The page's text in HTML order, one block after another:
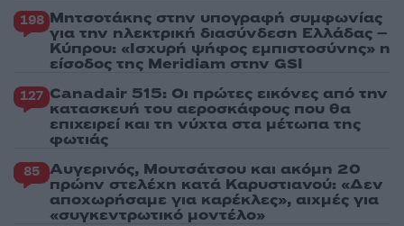
198 Μητσοτάκης στην υπογραφή συμφωνίας
για την ηλεκτρική διασύνδεση Ελλάδας –
Κύπρου: «Ισχυρή ψήφος εμπιστοσύνης» η
είσοδος της Meridiam στην GSI
127 Canadair 515: Οι πρώτες εικόνες από την
κατασκευή του αεροσκάφους που θα
επιχειρεί και τη νύχτα στα μέτωπα της
φωτιάς
85 Αυγερινός, Μουτσάτσου και ακόμη 20
πρώην στελέχη κατά Καρυστιανού: «Δεν
αποχωρήσαμε για καρέκλες», αιχμές για
«συγκεντρωτικό μοντέλο»